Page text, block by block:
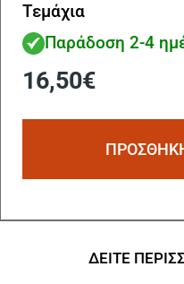
Τεμάχια
Παράδοση 2-4
16,50€
ΔΕΙΤΕ